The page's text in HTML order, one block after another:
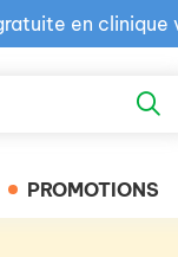
en clinique
produit gratuit en
PROMOTIONS